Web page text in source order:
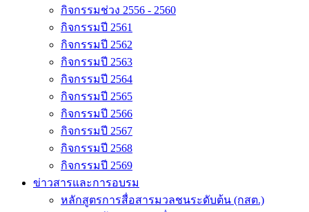
กิจกรรมช่วง 2556 - 2560
กิจกรรมปี 2561
กิจกรรมปี 2562
กิจกรรมปี 2563
กิจกรรมปี 2564
กิจกรรมปี 2565
กิจกรรมปี 2566
กิจกรรมปี 2567
กิจกรรมปี 2568
กิจกรรมปี 2569
ข่าวสารและการอบรม
หลักสูตรการสื่อสารมวลชนระดับต้น (กสต.)